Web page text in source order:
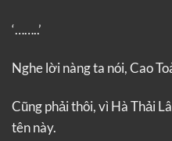
‘……..’
Nghe lời nàng ta nói, Cao
Cũng phải thôi, vì Hà Thải
tên này.